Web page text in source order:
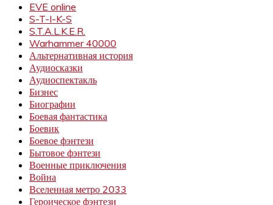
EVE online
S-T-I-K-S
S.T.A.L.K.E.R.
Warhammer 40000
Альтернативная история
Аудиосказки
Аудиоспектакль
Бизнес
Биографии
Боевая фантастика
Боевик
Боевое фэнтези
Бытовое фэнтези
Военные приключения
Война
Вселенная метро 2033
Героическое фэнтези